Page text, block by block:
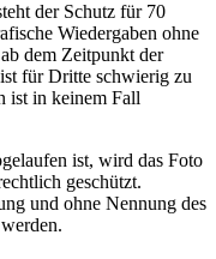
der Schutz für 70
Wiedergaben ohne
dem Zeitpunkt der
für Dritte schwierig zu
ist in keinem Fall
ist, wird das Foto
geschützt.
und ohne Nennung des